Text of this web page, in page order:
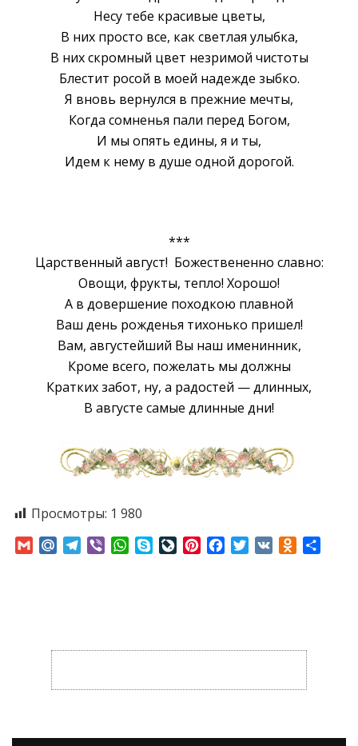
Несу тебе красивые цветы,
B них просто все, как светлая улыбка,
B них скромный цвет незримой чистоты
Блестит росой в моей надежде зыбко.
Я вновь вернулся в прежние мечты,
Когда сомненья пали перед Богом,
И мы опять едины, я и ты,
Идем к нему в душе одной дорогой.
***
Царственный август! Божествененно славно:
Овощи, фрукты, тепло! Хорошо!
А в довершение походкою плавной
Ваш день рожденья тихонько пришел!
Вам, августейший Вы наш именинник,
Кроме всего, пожелать мы должны
Кратких забот, ну, a радостей — длинных,
B августе самые длинные дни!
Просмотры: 1 980
GmailMail.RuTelegram
Viber WhatsApp
SkypeLiveJournal
PinterestFacebookTwitter
VK